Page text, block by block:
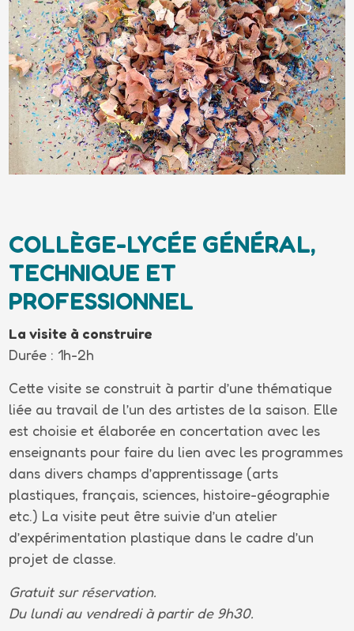
COLLÈGE-LYCÉE GÉNÉRAL,
TECHNIQUE ET
PROFESSIONNEL
La visite à construire
Durée : 1h-2h
Cette visite se construit à partir d’une thématique
liée au travail de l’un des artistes de la saison. Elle
est choisie et élaborée en concertation avec les
enseignants pour faire du lien avec les programmes
dans divers champs d’apprentissage (arts
plastiques, français, sciences, histoire-géographie
etc.) La visite peut être suivie d’un atelier
d’expérimentation plastique dans le cadre d’un
projet de classe.
Gratuit sur réservation.
Du lundi au vendredi à partir de 9h30.